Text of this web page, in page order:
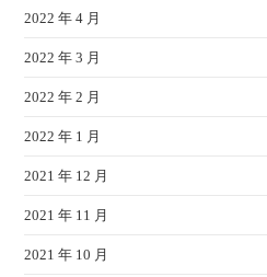
2022 年 4 月
2022 年 3 月
2022 年 2 月
2022 年 1 月
2021 年 12 月
2021 年 11 月
2021 年 10 月